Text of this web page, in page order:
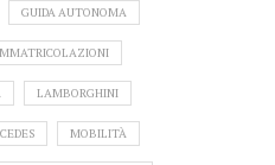
GUIDA AUTONOMA
LAMBORGHINI
MOBILITÀ